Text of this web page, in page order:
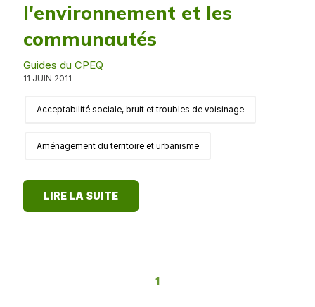
l'environnement et les
communautés
Guides du CPEQ
11 JUIN 2011
Acceptabilité sociale, bruit et troubles de voisinage
Aménagement du territoire et urbanisme
LIRE LA SUITE
1